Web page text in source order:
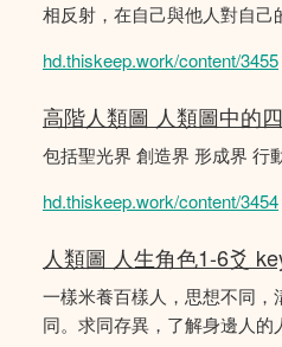
相反射，在自己與他人對自己
hd.thiskeep.work/content/3455
高階人類圖 人類圖中的
包括聖光界 創造界 形成界 行動
hd.thiskeep.work/content/3454
人類圖 人生角色1-6爻
一樣米養百樣人，思想不同，
同。求同存異，了解身邊人的